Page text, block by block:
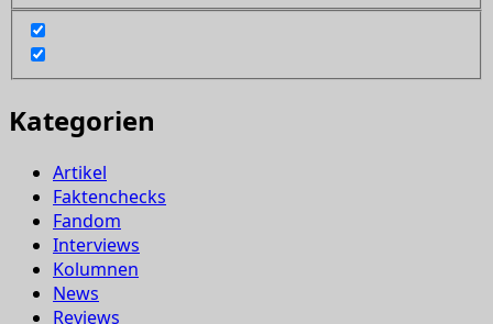
Kategorien
Artikel
Faktenchecks
Fandom
Interviews
Kolumnen
News
Reviews